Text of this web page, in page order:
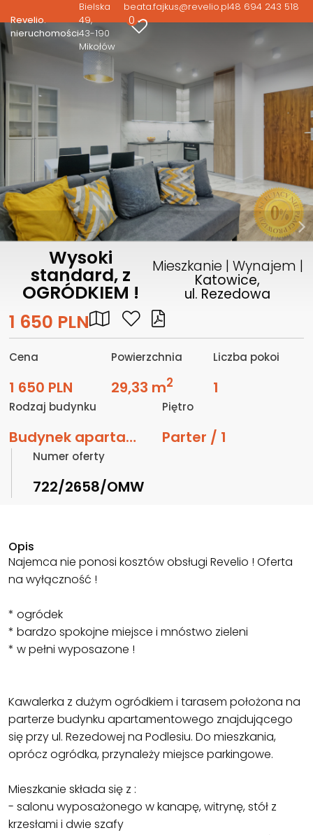
Revelio.
nieruchomości
Bielska
49
43-190
Mikołów
beata.fajkus@revelio.pl48 694 243 518
0
Wysoki
standard, z
OGRÓDKIEM !
Mieszkanie | Wynajem |
Katowice,
ul. Rezedowa
1 650 PLN
Cena
1 650 PLN
Powierzchnia
29,33 m2
Liczba pokoi
1
Rodzaj budynku
Budynek apartamentowy
Piętro
Parter / 1
Numer oferty
722/2658/OMW
Opis
Najemca nie ponosi kosztów obsługi Revelio ! Oferta
na wyłączność !
* ogródek
* bardzo spokojne miejsce i mnóstwo zieleni
* w pełni wyposazone !
Kawalerka z dużym ogródkiem i tarasem położona na
parterze budynku apartamentowego znajdującego
się przy ul. Rezedowej na Podlesiu. Do mieszkania,
oprócz ogródka, przynależy miejsce parkingowe.
Mieszkanie składa się z :
- salonu wyposażonego w kanapę, witrynę, stół z
krzesłami i dwie szafy